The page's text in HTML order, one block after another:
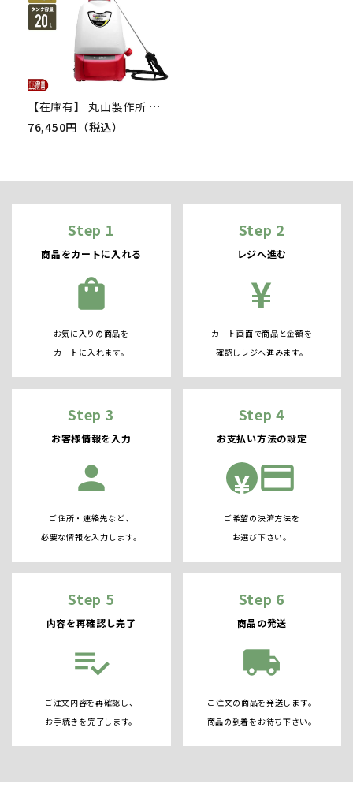
【在庫有】 丸山製作所 電動噴霧器 MSB2210Li-N 353203 本体のみ バッテリー・充電器別売 充電式噴霧器 噴霧器 背負い式 マキタバッテリー適合 噴霧 防除 除草
76,450円（税込）
Step 1
商品をカートに入れる
shopping_bag
お気に入りの商品を
カートに入れます。
Step 2
レジへ進む
¥
カート画面で商品と金額を
確認しレジへ進みます。
Step 3
お客様情報を入力
person
ご住所・連絡先など、
必要な情報を入力します。
Step 4
お支払い方法の設定
¥ credit_card
ご希望の決済方法を
お選び下さい。
Step 5
内容を再確認し完了
playlist_add_check
ご注文内容を再確認し、
お手続きを完了します。
Step 6
商品の発送
local_shipping
ご注文の商品を発送します。
商品の到着をお待ち下さい。